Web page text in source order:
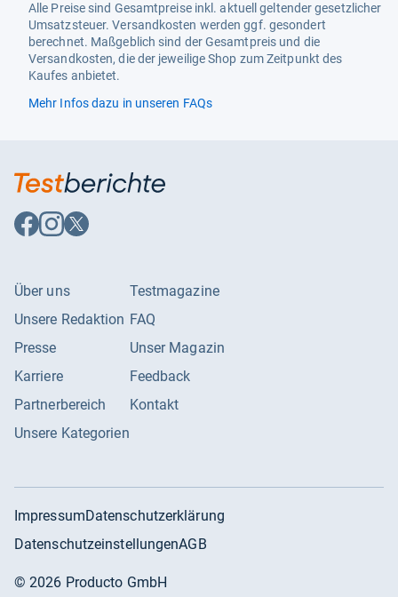
Alle Preise sind Gesamtpreise inkl. aktuell geltender gesetzlicher
Umsatzsteuer. Versandkosten werden ggf. gesondert
berechnet. Maßgeblich sind der Gesamtpreis und die
Versandkosten, die der jeweilige Shop zum Zeitpunkt des
Kaufes anbietet.
Mehr Infos dazu in unseren FAQs
Auf
Facebook
Auf
Instagram
Auf
X
Über uns
Unsere Redaktion
Presse
Karriere
Partnerbereich
Unsere Kategorien
Testmagazine
FAQ
Unser Magazin
Feedback
Kontakt
ImpressumDatenschutzerklärung
DatenschutzeinstellungenAGB
©2026 Producto GmbH